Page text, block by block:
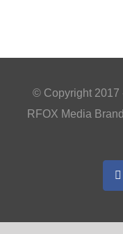
© Copyright 2017
RFOX Media